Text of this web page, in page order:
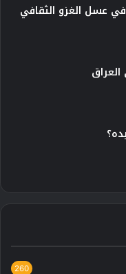
عسل الغزو الثقافي
260